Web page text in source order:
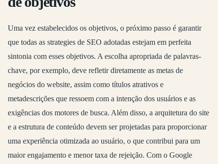
Uma vez estabelecidos os objetivos, o próximo passo é garantir
que todas as strategies de SEO adotadas estejam em perfeita
sintonia com esses objetivos. A escolha apropriada de palavras-
chave, por exemplo, deve refletir diretamente as metas de
negócios do website, assim como títulos atrativos e
metadescrições que ressoem com a intenção dos usuários e as
exigências dos motores de busca. Além disso, a arquitetura do site
e a estrutura de conteúdo devem ser projetadas para proporcionar
uma experiência otimizada ao usuário, o que contribui para um
maior engajamento e menor taxa de rejeição. Com o Google